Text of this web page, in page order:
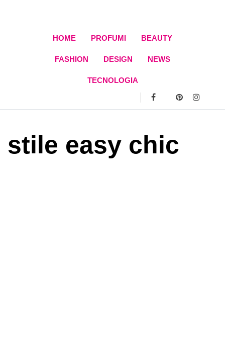
HOME PROFUMI BEAUTY
FASHION DESIGN NEWS
TECNOLOGIA
stile easy chic